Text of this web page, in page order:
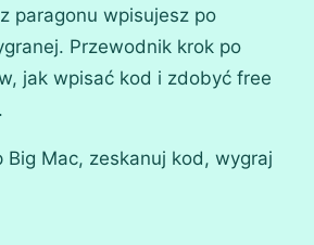
paragonu wpisujesz po
Przewodnik krok po
jak wpisać kod i zdobyć free
Big Mac, zeskanuj kod, wygraj